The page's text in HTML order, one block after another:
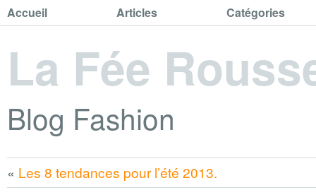
Accueil Articles Catégories
La Fée
Blog Fashion
« Les 8 tendances pour l’été 2013.